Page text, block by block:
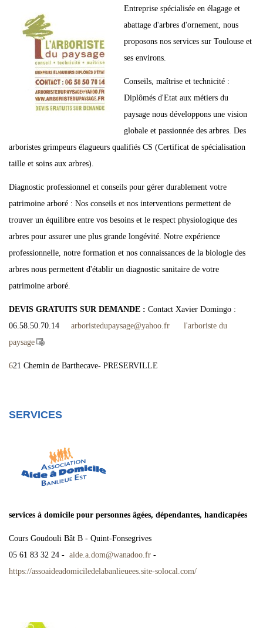
Entreprise spécialisée en élagage et
abattage d'arbres d'ornement, nous
proposons nos services sur Toulouse et
ses environs.
Conseils, maîtrise et technicité :
Diplômés d'Etat aux métiers du
paysage nous développons une vision
globale et passionnée des arbres. Des
arboristes grimpeurs élagueurs qualifiés CS (Certificat de spécialisation
taille et soins aux arbres).
Diagnostic professionnel et conseils pour gérer durablement votre
patrimoine arboré : Nos conseils et nos interventions permettent de
trouver un équilibre entre vos besoins et le respect physiologique des
arbres pour assurer une plus grande longévité. Notre expérience
professionnelle, notre formation et nos connaissances de la biologie des
arbres nous permettent d'établir un diagnostic sanitaire de votre
patrimoine arboré.
DEVIS GRATUITS SUR DEMANDE : Contact Xavier Domingo :
06.58.50.70.14 arboristedupaysage@yahoo.fr
l'arboriste du
paysage
621 Chemin de Barthecave- PRESERVILLE
SERVICES
services à domicile pour personnes âgées, dépendantes, handicapées
Cours Goudouli Bât B - Quint-Fonsegrives
05 61 83 32 24 - aide.a.dom@wanadoo.fr -
https://assoaideadomiciledelabanlieuees.site-solocal.com/